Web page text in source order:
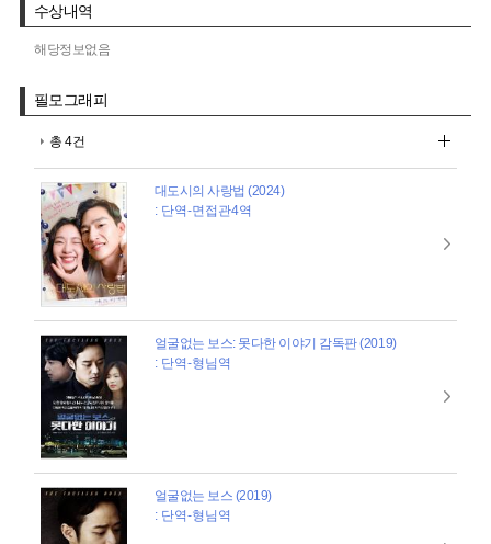
수상내역
해당정보없음
필모그래피
총 4건
대도시의 사랑법 (2024)
: 단역-면접관4역
얼굴없는 보스: 못다한 이야기 감독판 (2019)
: 단역-형님역
얼굴없는 보스 (2019)
: 단역-형님역